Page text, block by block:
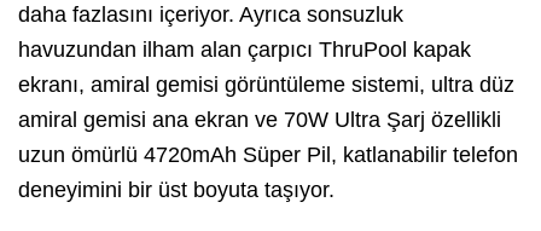
daha fazlasını içeriyor. Ayrıca sonsuzluk
havuzundan ilham alan çarpıcı ThruPool kapak
ekranı, amiral gemisi görüntüleme sistemi, ultra düz
amiral gemisi ana ekran ve 70W Ultra Şarj özellikli
uzun ömürlü 4720mAh Süper Pil, katlanabilir telefon
deneyimini bir üst boyuta taşıyor.